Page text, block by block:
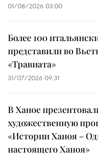
01/08/2026 03:00
Более 100
представили во
«Травиата»
31/07/2026 09:31
В Ханое
художественную
«Истории Ханоя –
настоящего Ханоя»